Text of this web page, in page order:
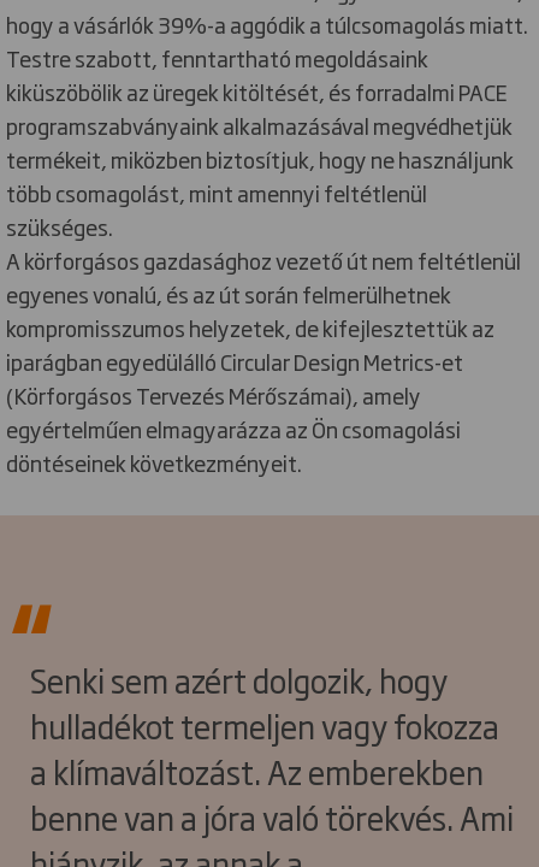
hogy a vásárlók 39%-a aggódik a túlcsomagolás miatt.
Testre szabott, fenntartható megoldásaink
kiküszöbölik az üregek kitöltését, és forradalmi PACE
programszabványaink alkalmazásával megvédhetjük
termékeit, miközben biztosítjuk, hogy ne használjunk
több csomagolást, mint amennyi feltétlenül
szükséges.
A körforgásos gazdasághoz vezető út nem feltétlenül
egyenes vonalú, és az út során felmerülhetnek
kompromisszumos helyzetek, de kifejlesztettük az
iparágban egyedülálló Circular Design Metrics-et
(Körforgásos Tervezés Mérőszámai), amely
egyértelműen elmagyarázza az Ön csomagolási
döntéseinek következményeit.
Senki sem azért dolgozik, hogy
hulladékot termeljen vagy fokozza
a klímaváltozást. Az emberekben
benne van a jóra való törekvés. Ami